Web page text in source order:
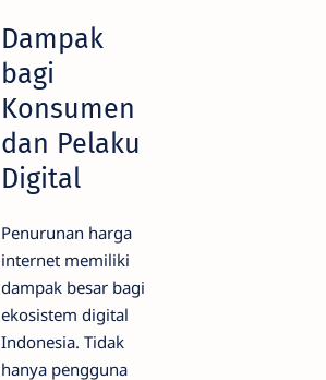
Dampak
bagi
Konsumen
dan Pelaku
Digital
Penurunan harga
internet memiliki
dampak besar bagi
ekosistem digital
Indonesia. Tidak
hanya pengguna